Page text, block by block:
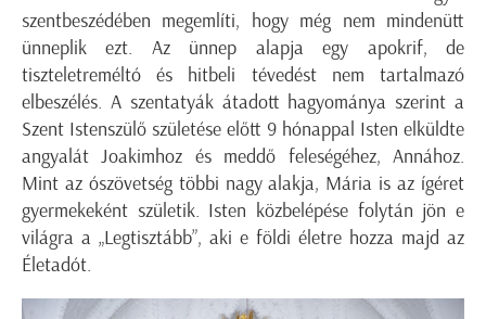
szentbeszédében megemlíti, hogy még nem mindenütt
ünneplik ezt. Az ünnep alapja egy apokrif, de
tiszteletreméltó és hitbeli tévedést nem tartalmazó
elbeszélés. A szentatyák átadott hagyománya szerint a
Szent Istenszülő születése előtt 9 hónappal Isten elküldte
angyalát Joakimhoz és meddő feleségéhez, Annához.
Mint az ószövetség többi nagy alakja, Mária is az ígéret
gyermekeként születik. Isten közbelépése folytán jön e
világra a „Legtisztább”, aki e földi életre hozza majd az
Életadót.